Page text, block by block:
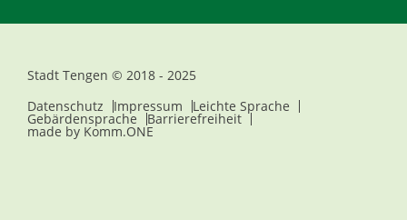
Stadt Tengen © 2018 - 2025
Datenschutz
Impressum Leichte Sprache
Gebärdensprache Barrierefreiheit
made by Komm.ONE